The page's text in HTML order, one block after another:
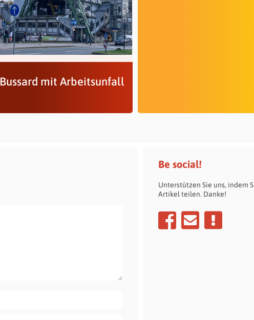
Bussard mit Arbeitsunfall
Be social!
Unterstützen Sie uns, indem
Artikel teilen. Danke!